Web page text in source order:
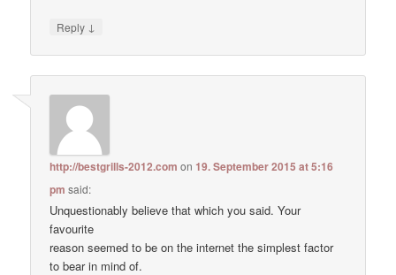
Reply ↓
http://bestgrills-2012.com on19. September 2015 at 5:16
pm said:
Unquestionably believe that which you said. Your
favourite
reason seemed to be on the internet the simplest factor
to bear in mind of.